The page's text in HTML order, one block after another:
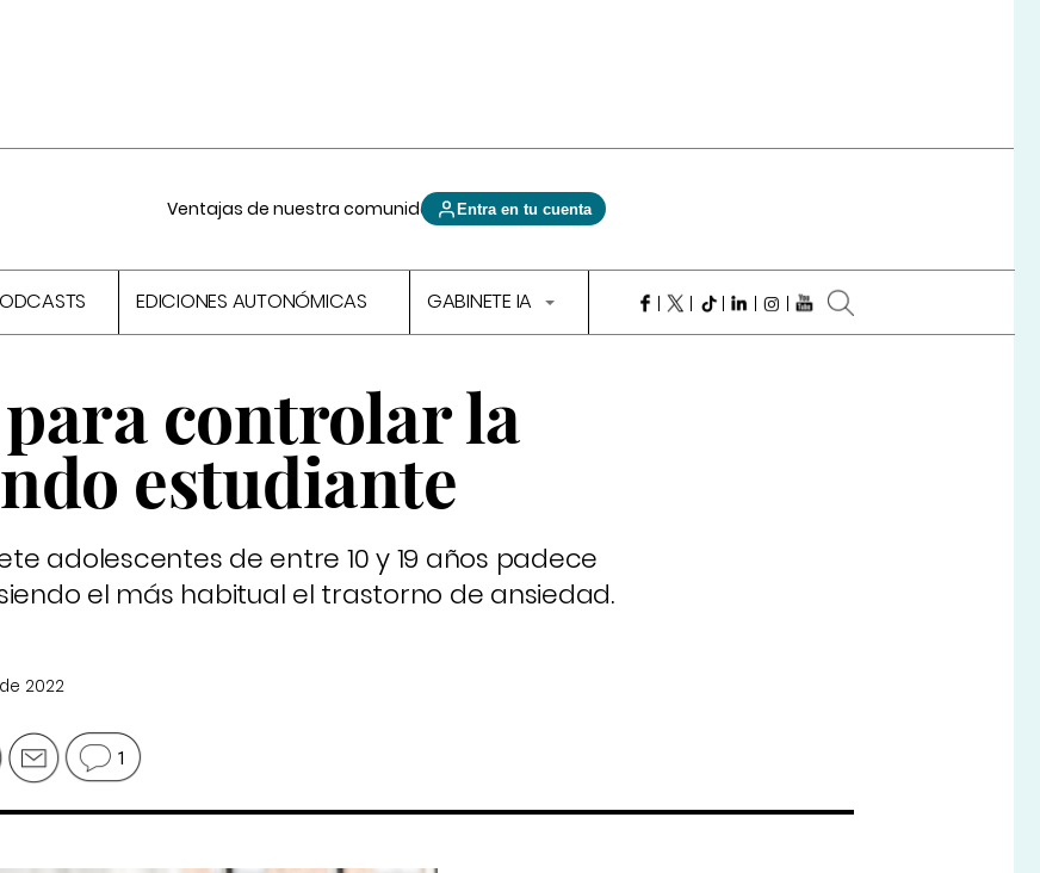
Ventajas de nuestra comunidad Entra en tu cuenta
EDICIONES AUTONÓMICAS GABINETE IA
controlar la
estudiante
adolescentes de entre 10 y 19 años padece
el más habitual el trastorno de ansiedad.
2022
1